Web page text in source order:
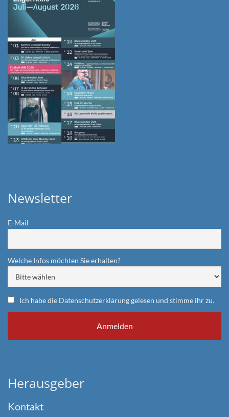
Newsletter
E-Mail
Welche Infos möchten Sie erhalten?
Ich habe die Datenschutzerklärung gelesen und stimme ihr zu.
Herausgeber
Kontakt